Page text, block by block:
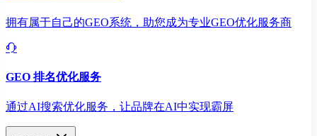
拥有属于自己的GEO系统，助您成为专业GEO优化服务商
GEO 排名优化服务
通过AI搜索优化服务，让品牌在AI中实现霸屏